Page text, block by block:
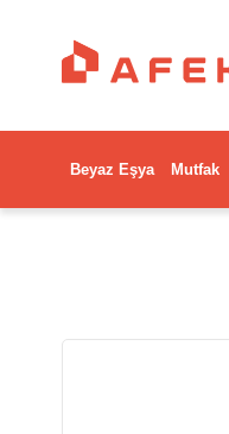
Beyaz Eşya Mutfak